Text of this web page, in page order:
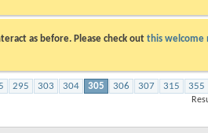
as before. Please check out this welcome
295 303 304 305 306 307 315 355